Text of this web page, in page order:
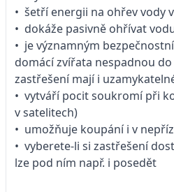
• šetří energii na ohřev vody
• dokáže pasivně ohřívat
• je významným
domácí zvířata nespadnou
zastřešení mají i
• vytváří pocit soukromí při
v satelitech)
• umožňuje koupání i v
• vyberete-li si zastřešení
lze pod ním např. i posedět